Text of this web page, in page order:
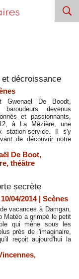
décroissance
Gwenael De Boodt,
devenus
et passionnants,
à La Mézière, une
station-service. Il s'y
de découvrir notre
De Boot,
, théâtre
secrète
04/2014| Scènes
vacances à Damgan,
Matéo a grimpé le petit
qui mène sous les
près de l'imaginaire,
reçoit aujourd'hui la
,